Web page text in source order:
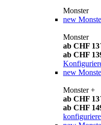
Monster
new
Monster
ab CHF
ab CHF
new
Monster +
ab CHF
ab CHF